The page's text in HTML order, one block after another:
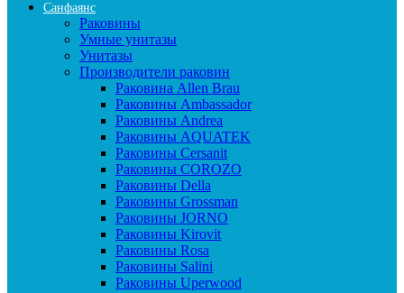
Санфаянс
Раковины
Умные унитазы
Унитазы
Производители раковин
Раковина Allen Brau
Раковины Ambassador
Раковины Andrea
Раковины AQUATEK
Раковины Cersanit
Раковины COROZO
Раковины Della
Раковины Grossman
Раковины JORNO
Раковины Kirovit
Раковины Rosa
Раковины Salini
Раковины Uperwood